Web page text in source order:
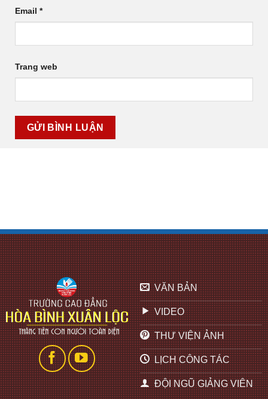
Email *
Trang web
VĂN BẢN
VIDEO
THƯ VIỆN ẢNH
LỊCH CÔNG TÁC
ĐỘI NGŨ GIẢNG VIÊN